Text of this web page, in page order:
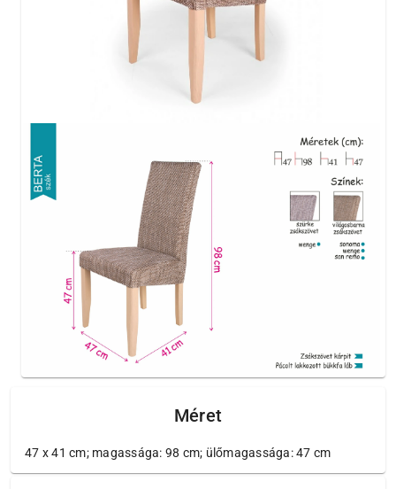
Méret
47 x 41 cm; magassága: 98 cm; ülőmagassága: 47 cm